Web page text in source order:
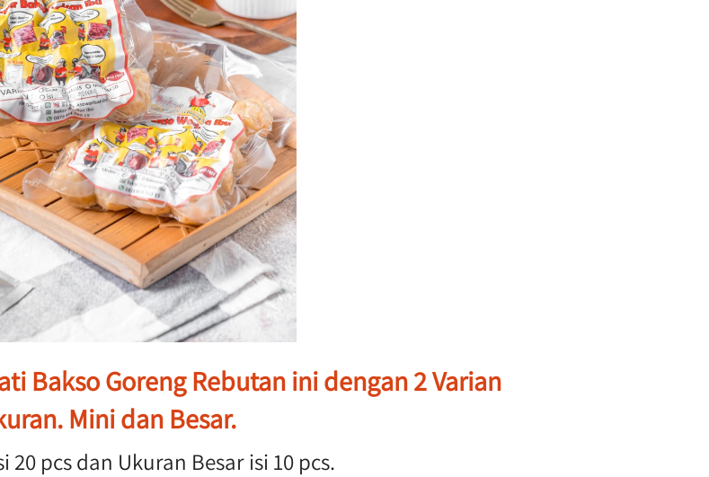
Bakso Goreng Rebutan ini dengan 2 Varian
Mini dan Besar.
20 pcs dan Ukuran Besar isi 10 pcs.